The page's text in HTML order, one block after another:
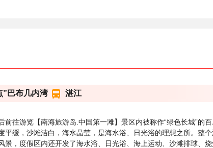
”巴布几内湾 湛江
前往游览【南海旅游岛.中国第一滩】景区内被称作“绿色长城”的
平缓，沙滩洁白，海水晶莹，是海水浴、日光浴的理想之所。整
景，度假区内还开发了海水浴、日光浴、海上运动、沙滩排球、